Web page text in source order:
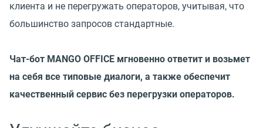
клиента и не перегружать операторов, учитывая, что
большинство запросов стандартные.
Чат-бот MANGO OFFICE мгновенно ответит и возьмет
на себя все типовые диалоги, а также обеспечит
качественный сервис без перегрузки операторов.